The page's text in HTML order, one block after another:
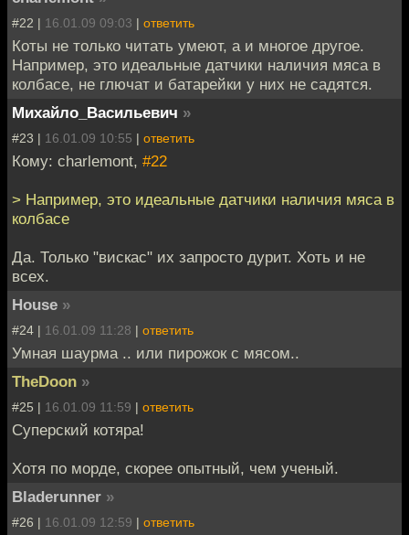
#22 | 16.01.09 09:03 | ответить
Коты не только читать умеют, а и многое другое.
Например, это идеальные датчики наличия мяса в
колбасе, не глючат и батарейки у них не садятся.
Михайло_Васильевич »
#23 | 16.01.09 10:55 | ответить
Кому: charlemont, #22
> Например, это идеальные датчики наличия мяса в
колбасе
Да. Только "вискас" их запросто дурит. Хоть и не
всех.
House »
#24 | 16.01.09 11:28 | ответить
Умная шаурма .. или пирожок с мясом..
TheDoon »
#25 | 16.01.09 11:59 | ответить
Суперский котяра!
Хотя по морде, скорее опытный, чем ученый.
Bladerunner »
#26 | 16.01.09 12:59 | ответить